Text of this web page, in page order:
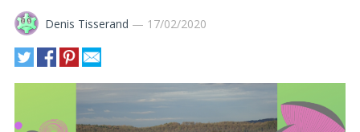
Denis Tisserand — 17/02/2020